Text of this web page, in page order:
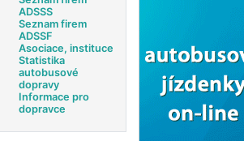
ADSSS
Seznam firem
ADSSF
Asociace, instituce
Statistika
autobusové
dopravy
Informace pro
dopravce